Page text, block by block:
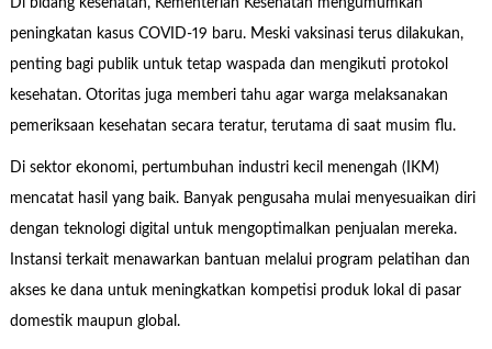
peningkatan kasus COVID-19 baru. Meski vaksinasi terus dilakukan,
penting bagi publik untuk tetap waspada dan mengikuti protokol
kesehatan. Otoritas juga memberi tahu agar warga melaksanakan
pemeriksaan kesehatan secara teratur, terutama di saat musim flu.
Di sektor ekonomi, pertumbuhan industri kecil menengah (IKM)
mencatat hasil yang baik. Banyak pengusaha mulai menyesuaikan diri
dengan teknologi digital untuk mengoptimalkan penjualan mereka.
Instansi terkait menawarkan bantuan melalui program pelatihan dan
akses ke dana untuk meningkatkan kompetisi produk lokal di pasar
domestik maupun global.